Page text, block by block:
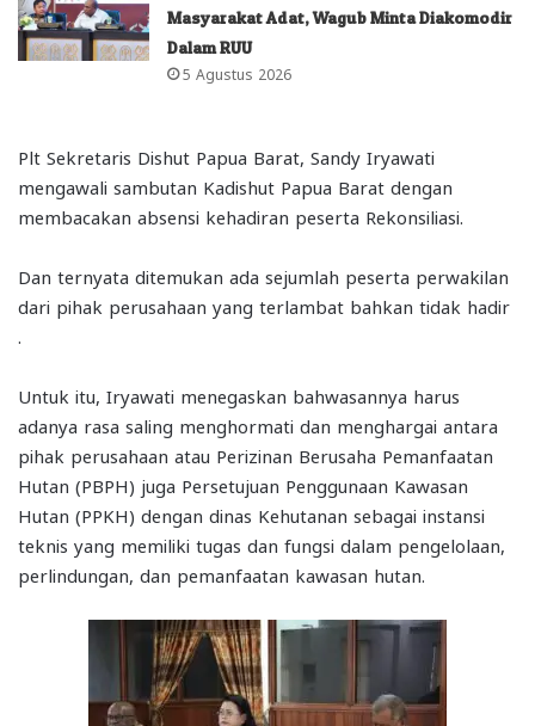
Masyarakat Adat, Wagub Minta Diakomodir
Dalam RUU
5 Agustus 2026
Plt Sekretaris Dishut Papua Barat, Sandy Iryawati
mengawali sambutan Kadishut Papua Barat dengan
membacakan absensi kehadiran peserta Rekonsiliasi.
Dan ternyata ditemukan ada sejumlah peserta perwakilan
dari pihak perusahaan yang terlambat bahkan tidak hadir
Untuk itu, Iryawati menegaskan bahwasannya harus
adanya rasa saling menghormati dan menghargai antara
pihak perusahaan atau Perizinan Berusaha Pemanfaatan
Hutan (PBPH) juga Persetujuan Penggunaan Kawasan
Hutan (PPKH) dengan dinas Kehutanan sebagai instansi
teknis yang memiliki tugas dan fungsi dalam pengelolaan,
perlindungan, dan pemanfaatan kawasan hutan.